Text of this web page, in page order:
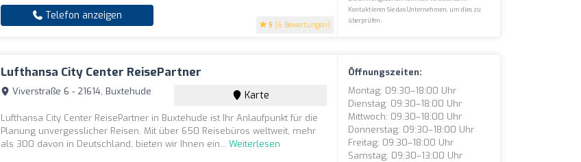
5 (6 Bewertungen)
Telefon anzeigen
Kontaktieren Sie das Unternehmen, um dies zu
überprüfen.
Lufthansa City Center ReisePartner
Viverstraße 6 - 21614, Buxtehude Karte
Lufthansa City Center ReisePartner in Buxtehude ist Ihr Anlaufpunkt für die
Planung unvergesslicher Reisen. Mit über 650 Reisebüros weltweit, mehr
als 300 davon in Deutschland, bieten wir Ihnen ein...Weiterlesen
Öffnungszeiten:
Montag: 09:30–18:00 Uhr
Dienstag: 09:30–18:00 Uhr
Mittwoch: 09:30–18:00 Uhr
Donnerstag: 09:30–18:00 Uhr
Freitag: 09:30–18:00 Uhr
Samstag: 09:30–13:00 Uhr